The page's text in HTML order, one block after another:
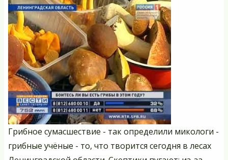
Грибное сумасшествие - так определили микологи -
грибные учёные - то, что творится сегодня в лесах